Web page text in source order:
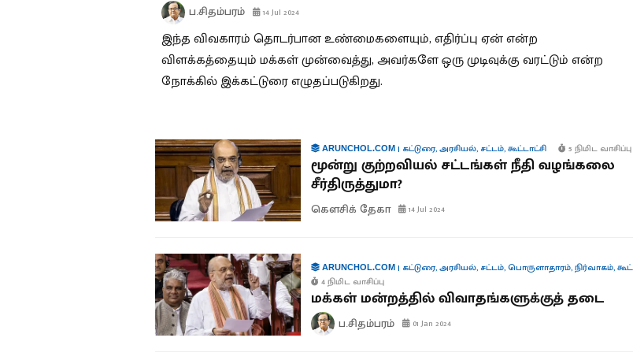
ப.சிதம்பரம் 14 Jul 2024
இந்த விவகாரம் தொடர்பான உண்மைகளையும், எதிர்ப்பு ஏன் என்ற
விளக்கத்தையும் மக்கள் முன்வைத்து, அவர்களே ஒரு முடிவுக்கு வரட்டும் என்ற
நோக்கில் இக்கட்டுரை எழுதப்படுகிறது.
ARUNCHOL.COM| கட்டுரை,அரசியல், சட்டம்,கூட்டாட்சி 5 நிமிட வாசிப்பு
மூன்று குற்றவியல் சட்டங்கள் நீதி வழங்கலை
சீர்திருத்துமா?
கௌசிக் தேகா 14 Jul 2024
ARUNCHOL.COM| கட்டுரை,அரசியல், சட்டம்,பொருளாதாரம்,நிர்வாகம்,கூட்டாட்சி
4 நிமிட வாசிப்பு
மக்கள் மன்றத்தில் விவாதங்களுக்குத் தடை
ப.சிதம்பரம் 01 Jan 2024